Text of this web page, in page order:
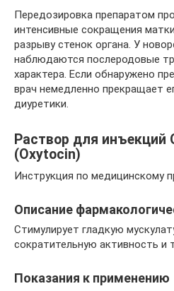
Передозировка препаратом
интенсивные сокращения
разрыву стенок органа. У
наблюдаются послеродовые
характера. Если обнаружено
врач немедленно прекращает
диуретики.
Раствор для инъекций
(Oxytocin)
Инструкция по медицинскому
Описание
Стимулирует гладкую
сократительную активность и
Показания к применению